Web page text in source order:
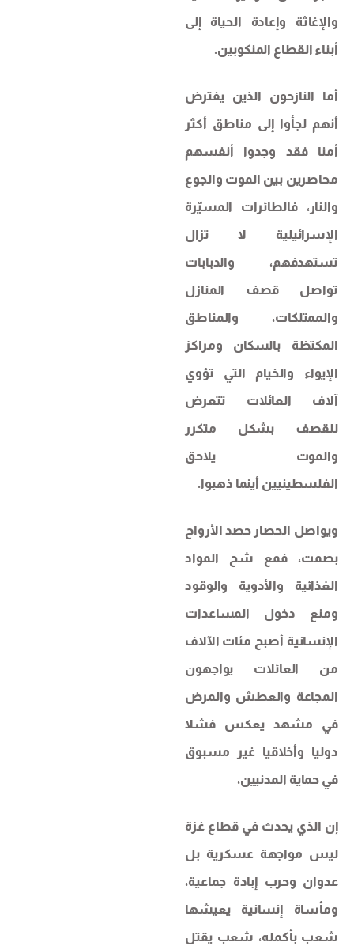
والإغاثة وإعادة الحياة إلى
أبناء القطاع المنكوبين.
أما النازحون الذين يفترض
أنهم لجأوا إلى مناطق أكثر
أمنا فقد وجدوا أنفسهم
محاصرين بين الموت والجوع
والنار، فالطائرات المسيّرة
الإسرائيلية لا تزال
تستهدفهم، والدبابات
تواصل قصف المنازل
والممتلكات، والمناطق
المكتظة بالسكان ومراكز
الإيواء والخيام التي تؤوي
آلاف العائلات تتعرض
للقصف بشكل متكرر
والموت يلاحق
الفلسطينيين أينما ذهبوا.
ويواصل الحصار حصد الأرواح
بصمت، فمع شح المواد
الغذائية والأدوية والوقود
ومنع دخول المساعدات
الإنسانية أصبح مئات الآلاف
من العائلات يواجهون
المجاعة والعطش والمرض
في مشهد يعكس فشلا
دوليا وأخلاقيا غير مسبوق
في حماية المدنيين،
إن الذي يحدث في قطاع غزة
ليس مواجهة عسكرية بل
عدوان وحرب إبادة جماعية،
ومأساة إنسانية يعيشها
شعب بأكمله، شعب يقتل